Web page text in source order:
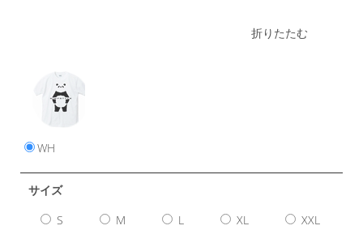
折りたたむ
WH
サイズ
S M L XL XXL